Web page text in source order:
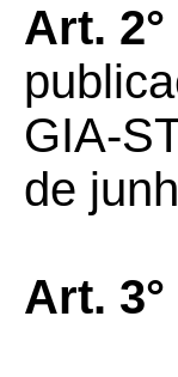
Art. 2°
GIA-
de
Art. 3°